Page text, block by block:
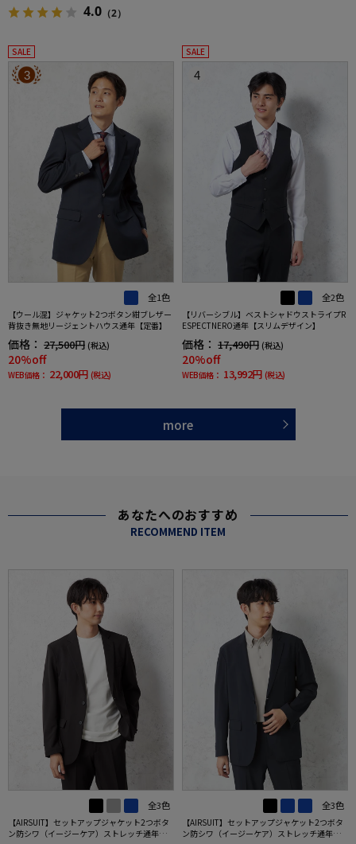
4.0 （2）
SALE
3
全1色
【ウール混】ジャケット2つボタン紺ブレザー
背抜き無地リージェントハウス通年【定番】
価格： 27,500円 (税込)
20%off
WEB価格： 22,000円 (税込)
SALE
4
全2色
【リバーシブル】ベストシャドウストライプR
ESPECTNERO通年【スリムデザイン】
価格： 17,490円 (税込)
20%off
WEB価格： 13,992円 (税込)
more
あなたへのおすすめ
RECOMMEND ITEM
全3色
【AIRSUIT】セットアップジャケット2つボタ
ン防シワ（イージーケア）ストレッチ通年吸
全3色
【AIRSUIT】セットアップジャケット2つボタ
ン防シワ（イージーケア）ストレッチ通年吸